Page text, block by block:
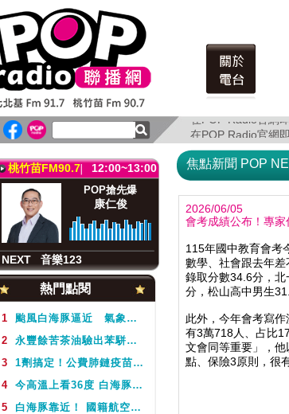
在POP Radio官網
在POP Radio官網
北北基FM91.712:00~13:00
POP搶先爆
康仁俊
NEXT音樂123
桃竹苗FM90.712:00~13:00
POP搶先爆
康仁俊
NEXT
音樂123
北北基FM91.712:00~13:00
POP搶先爆
康仁俊
熱門點閱
1
颱風白海豚逼近 氣象署不排除周5下半天發布海警
2
永豐餘苦茶油驗出苯駢芘超標 北市衛生局：不分批號全面預防性下架
3
1劑搞定！公費肺鏈疫苗8月10日升級為新型疫苗 疾管署：317萬人受惠
4 今高溫上看36度 白海豚颱風這天最靠近台灣 不排除發海警
5
白海豚靠近！ 國籍航空往返日本航班異動一次看
焦點新聞 POP
2026/06/05
會考成績公布！專
115年國中教育會考
數學、社會跟去年
錄取分數34.6分，
分，松山高中男生
此外，今年會考寫
有3萬718人、占比
文會同等重要」，
點、保險3原則，很